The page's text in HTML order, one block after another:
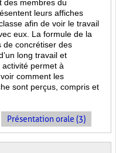
des membres du
leurs affiches
afin de voir le travail
eux. La formule de la
de concrétiser des
long travail et
permet à
comment les
sont perçus, compris et
Présentation orale (3)